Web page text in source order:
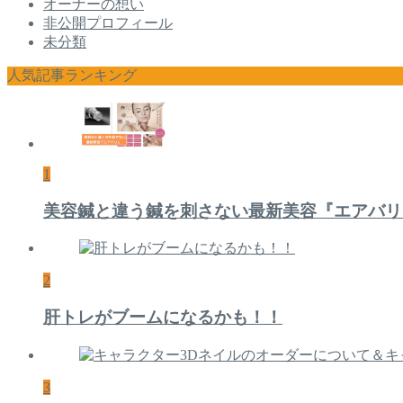
オーナーの想い
非公開プロフィール
未分類
人気記事ランキング
1
美容鍼と違う鍼を刺さない最新美容『エアバ
2
肝トレがブームになるかも！！
3